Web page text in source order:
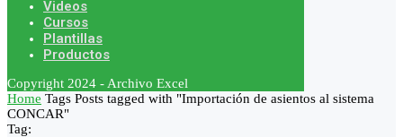
Videos
Cursos
Plantillas
Productos
Copyright 2024 - Archivo Excel
Home Tags Posts tagged with "Importación de asientos al sistema
CONCAR"
Tag: